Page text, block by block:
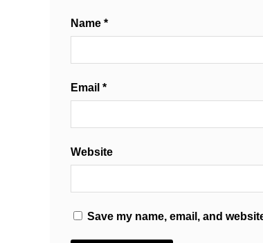
Name *
Email *
Website
Save my name, email, and